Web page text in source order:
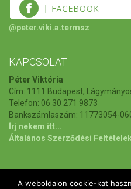
@peter.viki.a.termsz
KAPCSOLAT
Péter Viktória
Cím: 1111 Budapest,
Telefon: 06 30 271 9873
Bankszámlaszám: 11773054-
Írj nekem itt...
Általános Szerződési Feltételek
Kezdőlap
A weboldalon cookie-kat